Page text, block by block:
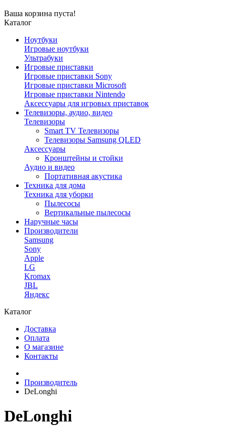
Ваша корзина пуста!
Каталог
Ноутбуки
Игровые ноутбуки
Ультрабуки
Игровые приставки
Игровые приставки Sony
Игровые приставки Microsoft
Игровые приставки Nintendo
Аксессуары для игровых приставок
Телевизоры, аудио, видео
Телевизоры
Smart TV Телевизоры
Телевизоры Samsung QLED
Аксессуары
Кронштейны и стойки
Аудио и видео
Портативная акустика
Техника для дома
Техника для уборки
Пылесосы
Вертикальные пылесосы
Наручные часы
Производители
Samsung
Sony
Apple
LG
Kromax
JBL
Яндекс
Каталог
Доставка
Оплата
О магазине
Контакты
Производитель
DeLonghi
DeLonghi